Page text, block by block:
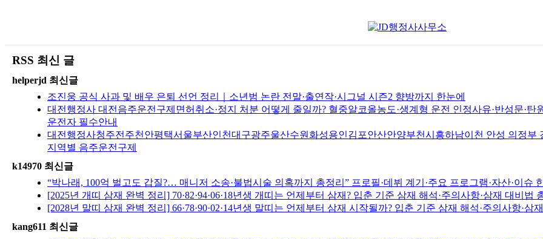
RSS 최신 글
helperjd 최신글
조진웅 공식 사과 및 배우 은퇴 선언 정리｜소년범 논란 전말·출연작·시그널 시즌2 향방까지 한눈에
대전행정사 대전음주운전구제면허취소·정지 처분 어떻게 줄일까? 혈중알코올농도·생계형 운전 인정사유·반성문·탄
운전자 필수안내
대전행정사청주전주천안평택서울부산인천대구광주울산수원화성용인김포안산안양부천시흥하남이천 안성 의정
지역별 음주운전구제
k14970 최신글
“박나래, 100억 벌고도 갑질?… 매니저 소송·불법시술 의혹까지 총정리” 프로필·데뷔 계기·주요 프로그램·자산·이슈
[2025년 개띠 삼재 완벽 정리] 70·82·94·06·18년생 개띠는 언제부터 삼재? 입춘 기준 삼재 해석·주의사항·삼재 대비법
[2028년 말띠 삼재 완벽 정리] 66·78·90·02·14년생 말띠는 언제부터 삼재 시작될까? 입춘 기준 삼재 해석·주의사항·
kang611 최신글